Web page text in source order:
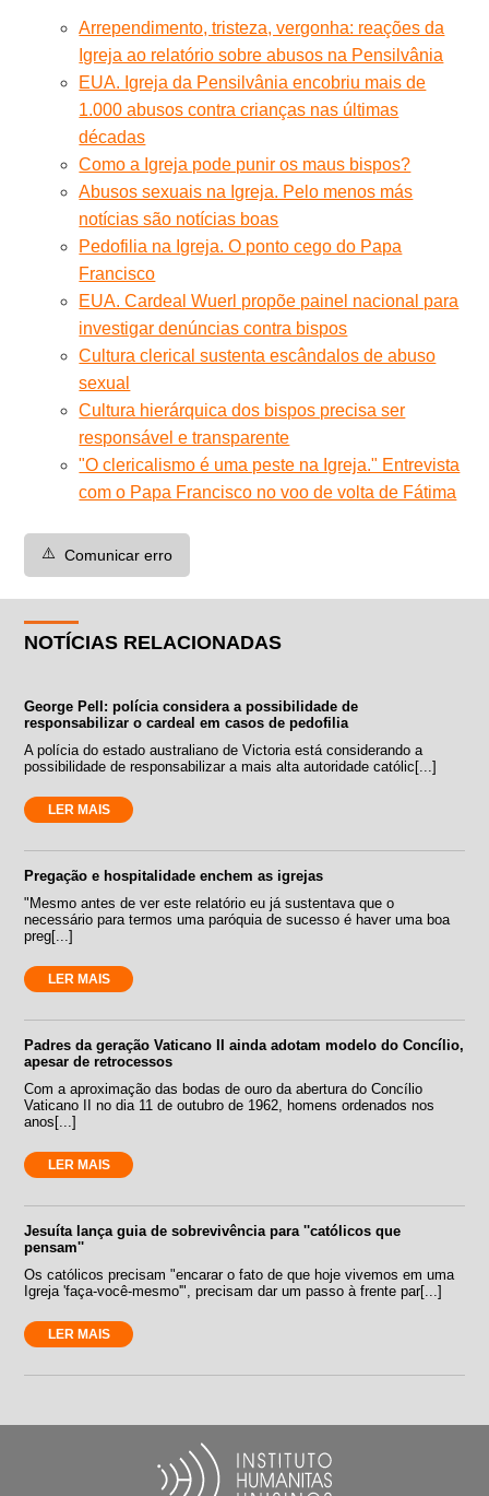
Arrependimento, tristeza, vergonha: reações da
Igreja ao relatório sobre abusos na Pensilvânia
EUA. Igreja da Pensilvânia encobriu mais de
1.000 abusos contra crianças nas últimas
décadas
Como a Igreja pode punir os maus bispos?
Abusos sexuais na Igreja. Pelo menos más
notícias são notícias boas
Pedofilia na Igreja. O ponto cego do Papa
Francisco
EUA. Cardeal Wuerl propõe painel nacional para
investigar denúncias contra bispos
Cultura clerical sustenta escândalos de abuso
sexual
Cultura hierárquica dos bispos precisa ser
responsável e transparente
"O clericalismo é uma peste na Igreja." Entrevista
com o Papa Francisco no voo de volta de Fátima
⚠️ Comunicar erro
NOTÍCIAS RELACIONADAS
George Pell: polícia considera a possibilidade de
responsabilizar o cardeal em casos de pedofilia
A polícia do estado australiano de Victoria está considerando a
possibilidade de responsabilizar a mais alta autoridade católic[...]
LER MAIS
Pregação e hospitalidade enchem as igrejas
"Mesmo antes de ver este relatório eu já sustentava que o
necessário para termos uma paróquia de sucesso é haver uma boa
preg[...]
LER MAIS
Padres da geração Vaticano II ainda adotam modelo do Concílio,
apesar de retrocessos
Com a aproximação das bodas de ouro da abertura do Concílio
Vaticano II no dia 11 de outubro de 1962, homens ordenados nos
anos[...]
LER MAIS
Jesuíta lança guia de sobrevivência para ''católicos que
pensam''
Os católicos precisam "encarar o fato de que hoje vivemos em uma
Igreja 'faça-você-mesmo'", precisam dar um passo à frente par[...]
LER MAIS